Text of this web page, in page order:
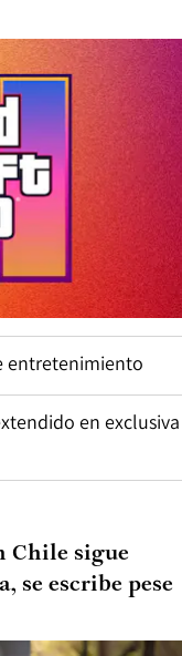
entretenimiento
en exclusiva
Chile sigue
se escribe pese